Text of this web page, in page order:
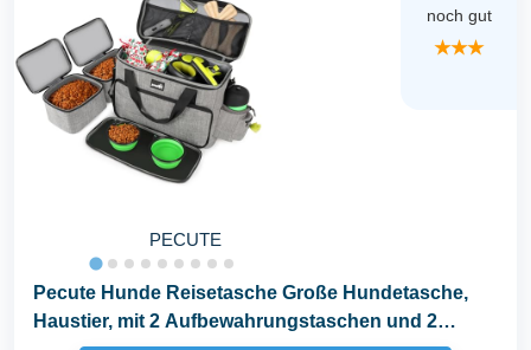
PECUTE
noch gut
★★★
Pecute Hunde Reisetasche Große Hundetasche,
Haustier, mit 2 Aufbewahrungstaschen und 2